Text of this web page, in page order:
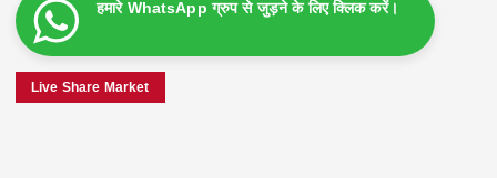
हमारे WhatsApp ग्रुप से जुड़ने के लिए क्लिक करें।
Live Share Market